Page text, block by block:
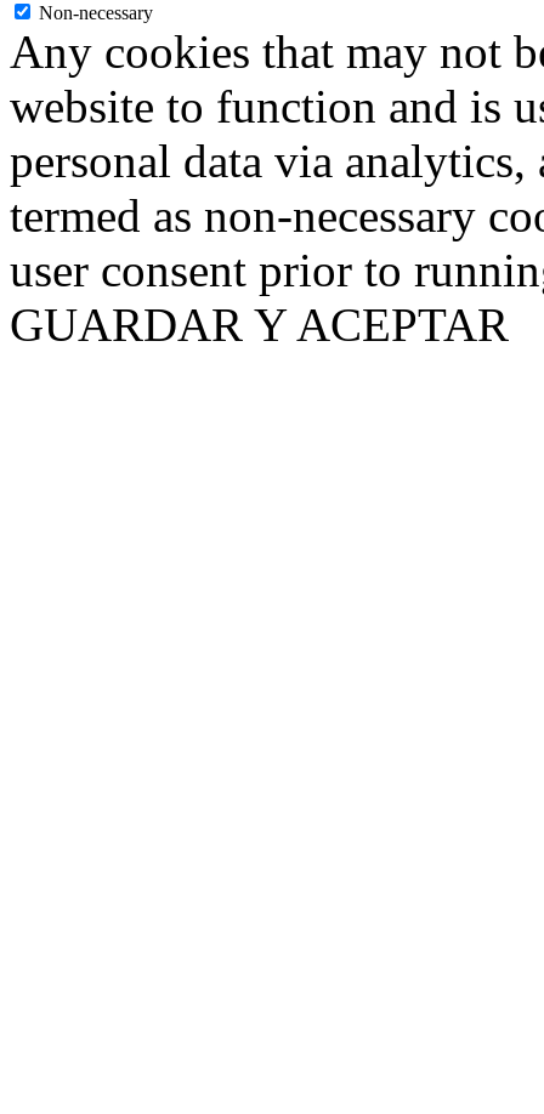
Non-necessary
Any cookies that may not
website to function and is
personal data via analytics,
termed as non-necessary
user consent prior to
GUARDAR Y ACEPTAR